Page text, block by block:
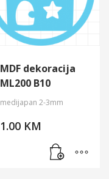
MDF dekoracija
ML200 B10
medijapan 2-3mm
1.00 KM